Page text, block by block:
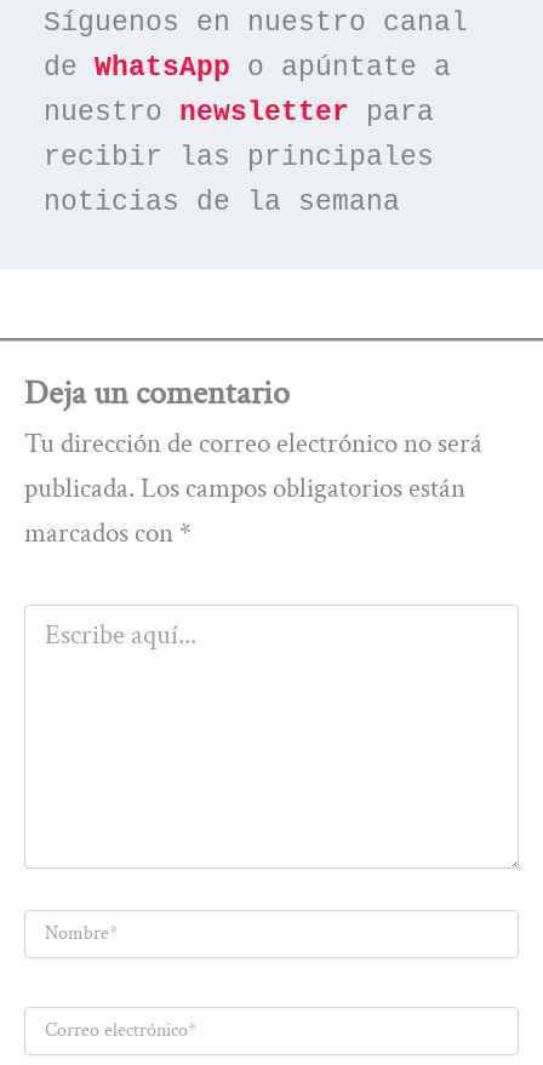
Síguenos en nuestro canal
de WhatsApp o apúntate a
nuestro newsletter para
recibir las principales
noticias de la semana
Deja un comentario
Tu dirección de correo electrónico no será
publicada. Los campos obligatorios están
marcados con *
Escribe
aquí...
Nombre*
Correo
electrónico*